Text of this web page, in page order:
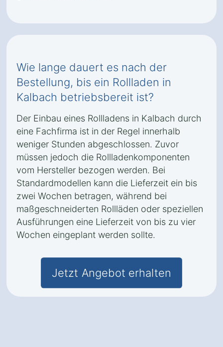
Wie lange dauert es nach der
Bestellung, bis ein Rollladen in
Kalbach betriebsbereit ist?
Der Einbau eines Rollladens in Kalbach durch
eine Fachfirma ist in der Regel innerhalb
weniger Stunden abgeschlossen. Zuvor
müssen jedoch die Rollladenkomponenten
vom Hersteller bezogen werden. Bei
Standardmodellen kann die Lieferzeit ein bis
zwei Wochen betragen, während bei
maßgeschneiderten Rollläden oder speziellen
Ausführungen eine Lieferzeit von bis zu vier
Wochen eingeplant werden sollte.
Jetzt Angebot erhalten